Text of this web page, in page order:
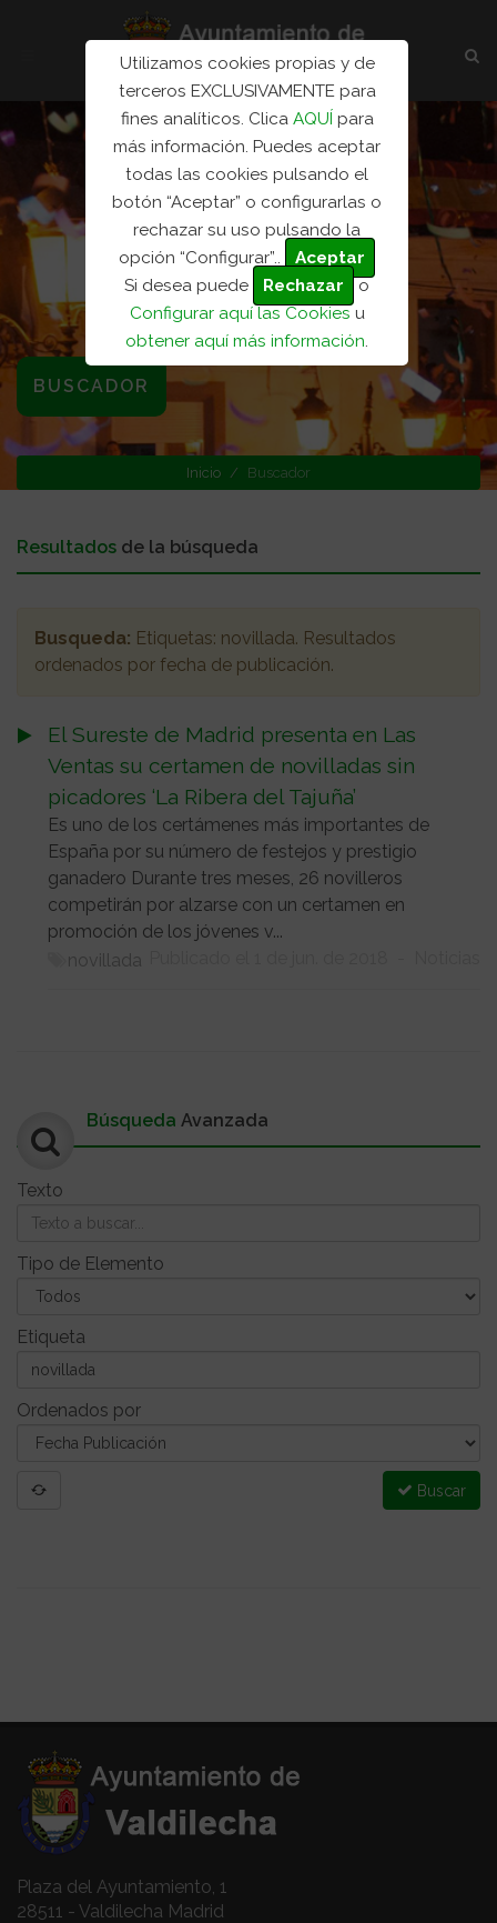
Utilizamos cookies propias y de
terceros EXCLUSIVAMENTE para
fines analíticos. Clica AQUÍ para
más información. Puedes aceptar
todas las cookies pulsando el
botón “Aceptar” o configurarlas o
rechazar su uso pulsando la
opción “Configurar”..
Aceptar
Si desea puede
Rechazar
o
Configurar aquí las Cookies u
obtener aquí más información.
BUSCADOR
Inicio Buscador
Resultados de la búsqueda
Busqueda: Etiquetas: novillada. Resultados
ordenados por fecha de publicación.
El Sureste de Madrid presenta en Las
Ventas su certamen de novilladas sin
picadores ‘La Ribera del Tajuña’
Es uno de los certámenes más importantes de
España por su número de festejos y prestigio
ganadero Durante tres meses, 26 novilleros
competirán por alzarse con un certamen en
promoción de los jóvenes v...
novillada
Búsqueda Avanzada
Texto
Tipo de Elemento
Etiqueta
Ordenados por
Buscar
Plaza del Ayuntamiento, 1
28511 - Valdilecha Madrid